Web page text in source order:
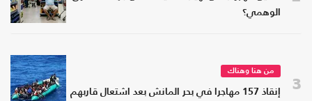
الوهمي؟
3
من هنا وهناك
إنقاذ 157 مهاجرا في بحر المانش بعد اشتعال قاربهم